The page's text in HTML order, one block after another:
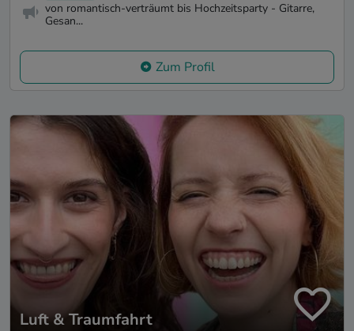
von romantisch-verträumt bis Hochzeitsparty - Gitarre,
Gesan...
Zum Profil
Luft & Traumfahrt